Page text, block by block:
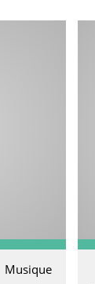
Musique